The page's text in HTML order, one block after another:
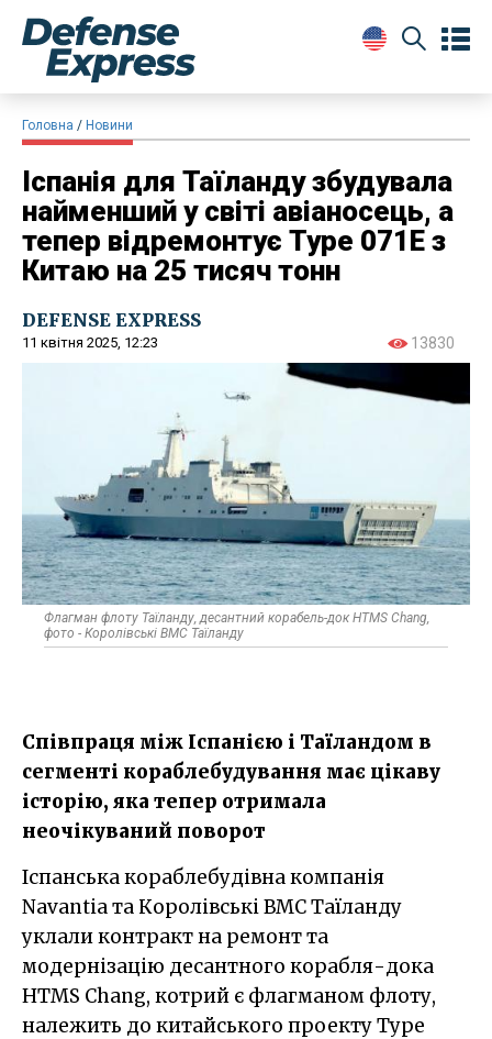
Головна Новини
Іспанія для Таїланду збудувала
найменший у світі авіаносець, а
тепер відремонтує Type 071E з
Китаю на 25 тисяч тонн
DEFENSE EXPRESS
11 квітня 2025, 12:23 13830
Флагман флоту Таїланду, десантний корабель-док HTMS Chang,
фото - Королівські ВМС Таїланду
Співпраця між Іспанією і Таїландом в
сегменті кораблебудування має цікаву
історію, яка тепер отримала
неочікуваний поворот
Іспанська кораблебудівна компанія
Navantia та Королівські ВМС Таїланду
уклали контракт на ремонт та
модернізацію десантного корабля-дока
HTMS Chang, котрий є флагманом флоту,
належить до китайського проекту Type